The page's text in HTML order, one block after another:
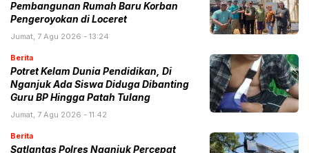
Pembangunan Rumah Baru Korban
Pengeroyokan di Loceret
Jumat, 7 Agu 2026 - 13:24
Berita
Potret Kelam Dunia Pendidikan, Di
Nganjuk Ada Siswa Diduga Dibanting
Guru BP Hingga Patah Tulang
Jumat, 7 Agu 2026 - 11:42
Berita
Satlantas Polres Nganjuk Percepat